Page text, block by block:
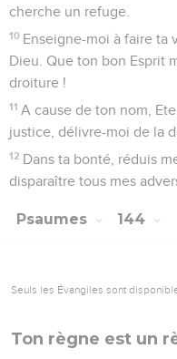
cherche un refuge.
10 Enseigne-moi à faire ta
Dieu. Que ton bon Esprit
droiture !
11 A cause de ton nom,
justice, délivre-moi de la
12 Dans ta bonté, réduis
disparaître tous mes
Psaumes 144
Seuls les Évangiles sont
Ton règne est un